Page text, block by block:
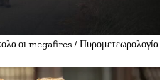
οι megafires / Πυρομετεωρολογία